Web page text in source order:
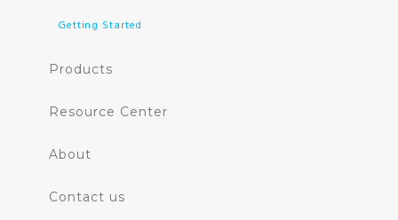
Getting Started
Products
Resource Center
About
Contact us